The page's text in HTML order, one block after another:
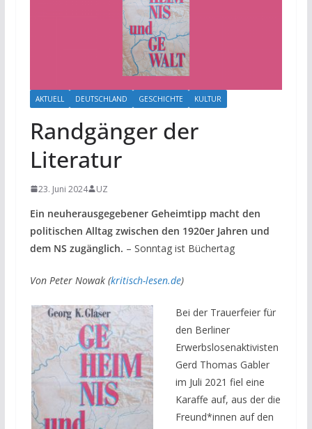
AKTUELL DEUTSCHLAND GESCHICHTE KULTUR
Randgänger der
Literatur
23. Juni 2024 UZ
Ein neuherausgegebener Geheimtipp macht den
politischen Alltag zwischen den 1920er Jahren und
dem NS zugänglich. – Sonntag ist Büchertag
Von Peter Nowak (kritisch-lesen.de)
Bei der Trauerfeier für
den Berliner
Erwerbslosenaktivisten
Gerd Thomas Gabler
im Juli 2021 fiel eine
Karaffe auf, aus der die
Freund*innen auf den